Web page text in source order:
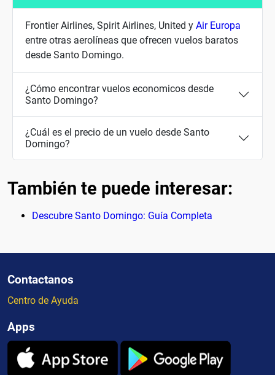
Frontier Airlines, Spirit Airlines, United y Air Europa
entre otras aerolíneas que ofrecen vuelos baratos
desde Santo Domingo.
¿Cómo encontrar vuelos economicos desde
Santo Domingo?
¿Cuál es el precio de un vuelo desde Santo
Domingo?
También te puede interesar:
Descubre Santo Domingo: Guía Completa
Contactanos
Centro de Ayuda
Apps